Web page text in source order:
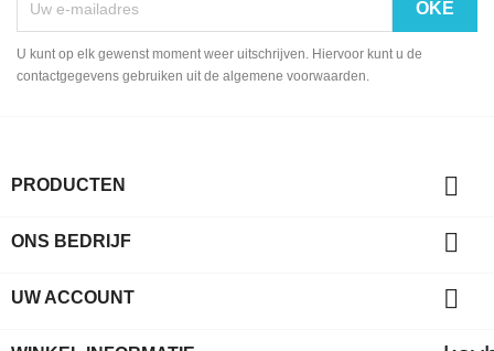
U kunt op elk gewenst moment weer uitschrijven. Hiervoor kunt u de
contactgegevens gebruiken uit de algemene voorwaarden.
PRODUCTEN 
ONS BEDRIJF 
UW ACCOUNT 